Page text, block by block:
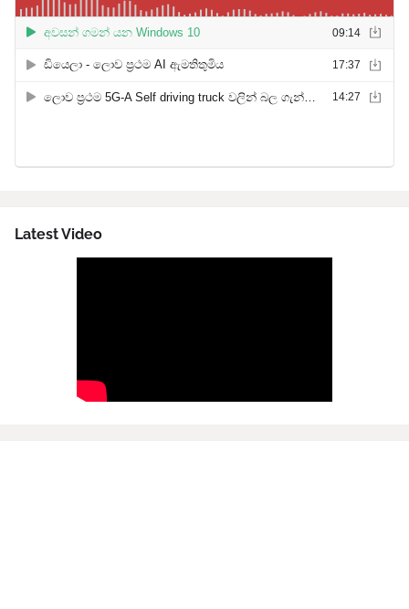
Latest Video